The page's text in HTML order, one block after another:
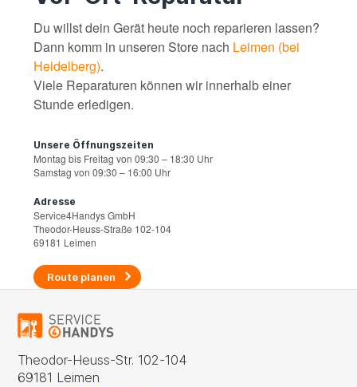
Du willst dein Gerät heute noch reparieren lassen?
Dann komm in unseren Store nach Leimen (bei
Heidelberg).
Viele Reparaturen können wir innerhalb einer
Stunde erledigen.
Unsere Öffnungszeiten
Montag bis Freitag von 09:30 – 18:30 Uhr
Samstag von 09:30 – 16:00 Uhr
Adresse
Service4Handys GmbH
Theodor-Heuss-Straße 102-104
69181 Leimen
Route planen
Theodor-Heuss-Str. 102-104
69181 Leimen